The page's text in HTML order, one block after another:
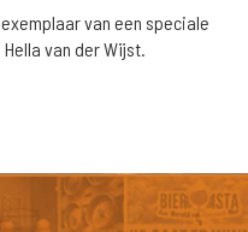
van een speciale
van der Wijst.